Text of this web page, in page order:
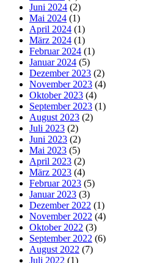
Juni 2024 (2)
Mai 2024 (1)
April 2024 (1)
März 2024 (1)
Februar 2024 (1)
Januar 2024 (5)
Dezember 2023 (2)
November 2023 (4)
Oktober 2023 (4)
September 2023 (1)
August 2023 (2)
Juli 2023 (2)
Juni 2023 (2)
Mai 2023 (5)
April 2023 (2)
März 2023 (4)
Februar 2023 (5)
Januar 2023 (3)
Dezember 2022 (1)
November 2022 (4)
Oktober 2022 (3)
September 2022 (6)
August 2022 (7)
Juli 2022 (1)